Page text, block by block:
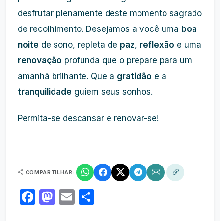
desfrutar plenamente deste momento sagrado
de recolhimento. Desejamos a você uma boa
noite de sono, repleta de paz, reflexão e uma
renovação profunda que o prepare para um
amanhã brilhante. Que a gratidão e a
tranquilidade guiem seus sonhos.
Permita-se descansar e renovar-se!
COMPARTILHAR:
Facebook
Mastodon
Email